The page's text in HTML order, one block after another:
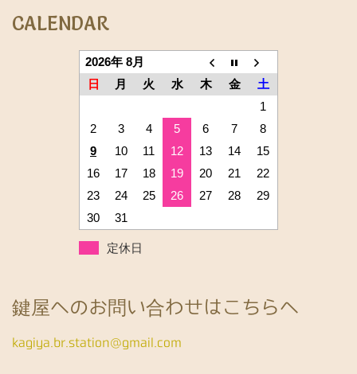
CALENDAR
2026年 8月
日
月 火 水 木 金
土
1
2
3 4 5 6 7
8
9
10 11 12 13 14
15
16
17 18 19 20 21
22
23
24 25 26 27 28
29
30
31
定休日
鍵屋へのお問い合わせはこちらへ
kagiya.br.station@gmail.com